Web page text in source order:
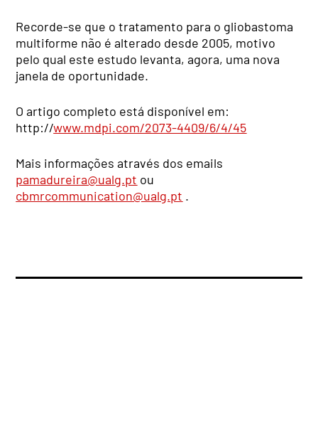
Recorde-se que o tratamento para o gliobastoma
multiforme não é alterado desde 2005, motivo
pelo qual este estudo levanta, agora, uma nova
janela de oportunidade.
O artigo completo está disponível em:
http://www.mdpi.com/2073-4409/6/4/45
Mais informações através dos emails
pamadureira@ualg.pt ou
cbmrcommunication@ualg.pt .